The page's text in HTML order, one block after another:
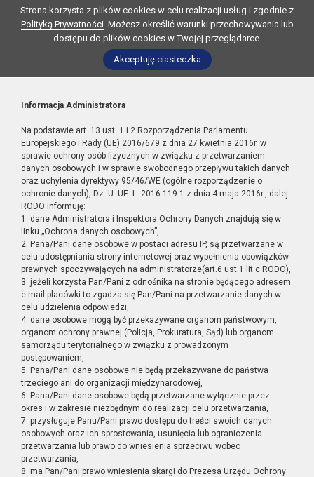
Strona korzysta z plików cookies w celu realizacji usług i zgodnie z
Polityką Prywatności. Możesz określić warunki przechowywania lub
dostępu do plików cookies w Twojej przeglądarce.
Akceptuję ciasteczka
Informacja Administratora
Na podstawie art. 13 ust. 1 i 2 Rozporządzenia Parlamentu
Europejskiego i Rady (UE) 2016/679 z dnia 27 kwietnia 2016r. w
sprawie ochrony osób fizycznych w związku z przetwarzaniem
danych osobowych i w sprawie swobodnego przepływu takich danych
oraz uchylenia dyrektywy 95/46/WE (ogólne rozporządzenie o
ochronie danych), Dz. U. UE. L. 2016.119.1 z dnia 4 maja 2016r., dalej
RODO informuję:
1. dane Administratora i Inspektora Ochrony Danych znajdują się w
linku „Ochrona danych osobowych”,
2. Pana/Pani dane osobowe w postaci adresu IP, są przetwarzane w
celu udostępniania strony internetowej oraz wypełnienia obowiązków
prawnych spoczywających na administratorze(art.6 ust.1 lit.c RODO),
3. jeżeli korzysta Pan/Pani z odnośnika na stronie będącego adresem
e-mail placówki to zgadza się Pan/Pani na przetwarzanie danych w
celu udzielenia odpowiedzi,
4. dane osobowe mogą być przekazywane organom państwowym,
organom ochrony prawnej (Policja, Prokuratura, Sąd) lub organom
samorządu terytorialnego w związku z prowadzonym
postępowaniem,
5. Pana/Pani dane osobowe nie będą przekazywane do państwa
trzeciego ani do organizacji międzynarodowej,
6. Pana/Pani dane osobowe będą przetwarzane wyłącznie przez
okres i w zakresie niezbędnym do realizacji celu przetwarzania,
7. przysługuje Panu/Pani prawo dostępu do treści swoich danych
osobowych oraz ich sprostowania, usunięcia lub ograniczenia
przetwarzania lub prawo do wniesienia sprzeciwu wobec
przetwarzania,
8. ma Pan/Pani prawo wniesienia skargi do Prezesa Urzędu Ochrony